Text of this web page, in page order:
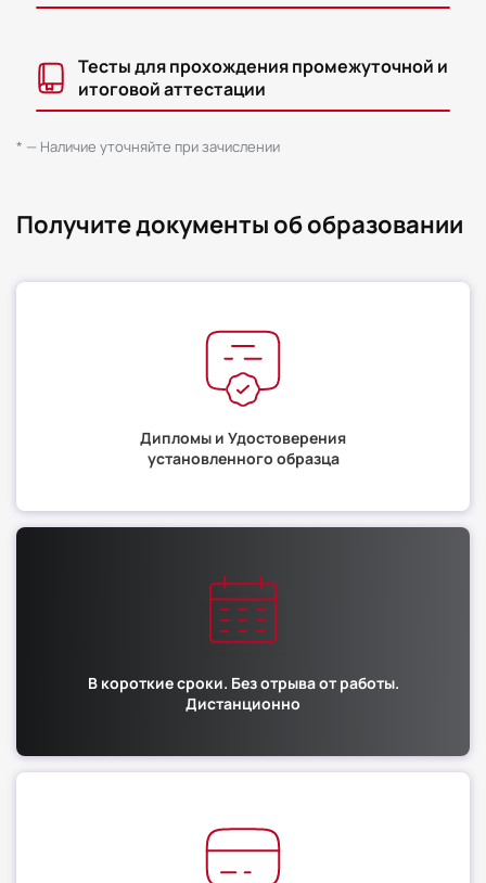
Тесты для прохождения промежуточной и
итоговой аттестации
* — Наличие уточняйте при зачислении
Получите документы об образовании
Дипломы и Удостоверения
установленного образца
В короткие сроки. Без отрыва от работы.
Дистанционно